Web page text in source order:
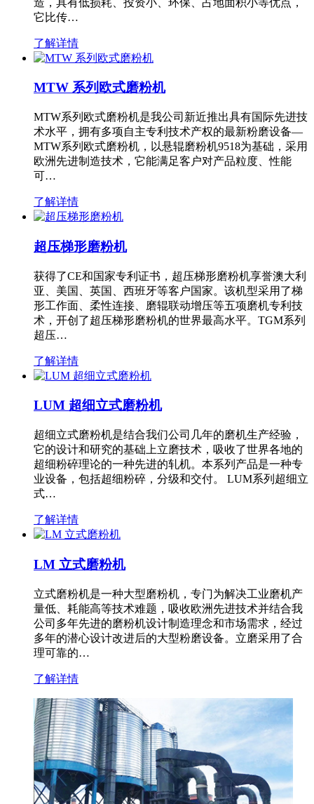
它比传…
了解详情
MTW 系列欧式磨粉机
MTW系列欧式磨粉机是我公司新近推出具有国际先进技
术水平，拥有多项自主专利技术产权的最新粉磨设备—
MTW系列欧式磨粉机，以悬辊磨粉机9518为基础，采用
欧洲先进制造技术，它能满足客户对产品粒度、性能
可…
了解详情
超压梯形磨粉机
获得了CE和国家专利证书，超压梯形磨粉机享誉澳大利
亚、美国、英国、西班牙等客户国家。该机型采用了梯
形工作面、柔性连接、磨辊联动增压等五项磨机专利技
术，开创了超压梯形磨粉机的世界最高水平。TGM系列
超压…
了解详情
LUM 超细立式磨粉机
超细立式磨粉机是结合我们公司几年的磨机生产经验，
它的设计和研究的基础上立磨技术，吸收了世界各地的
超细粉碎理论的一种先进的轧机。本系列产品是一种专
业设备，包括超细粉碎，分级和交付。 LUM系列超细立
式…
了解详情
LM 立式磨粉机
立式磨粉机是一种大型磨粉机，专门为解决工业磨机产
量低、耗能高等技术难题，吸收欧洲先进技术并结合我
公司多年先进的磨粉机设计制造理念和市场需求，经过
多年的潜心设计改进后的大型粉磨设备。立磨采用了合
理可靠的…
了解详情